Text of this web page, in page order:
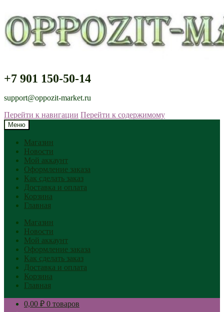
+7 901 150-50-14
support@oppozit-market.ru
Перейти к навигации Перейти к содержимому
Меню
Магазин
Новости
Мой аккаунт
Оформление заказа
Как сделать заказ
Доставка и оплата
Корзина
Главная
Магазин
Новости
Мой аккаунт
Оформление заказа
Как сделать заказ
Доставка и оплата
Корзина
Главная
0,00 ₽ 0 товаров